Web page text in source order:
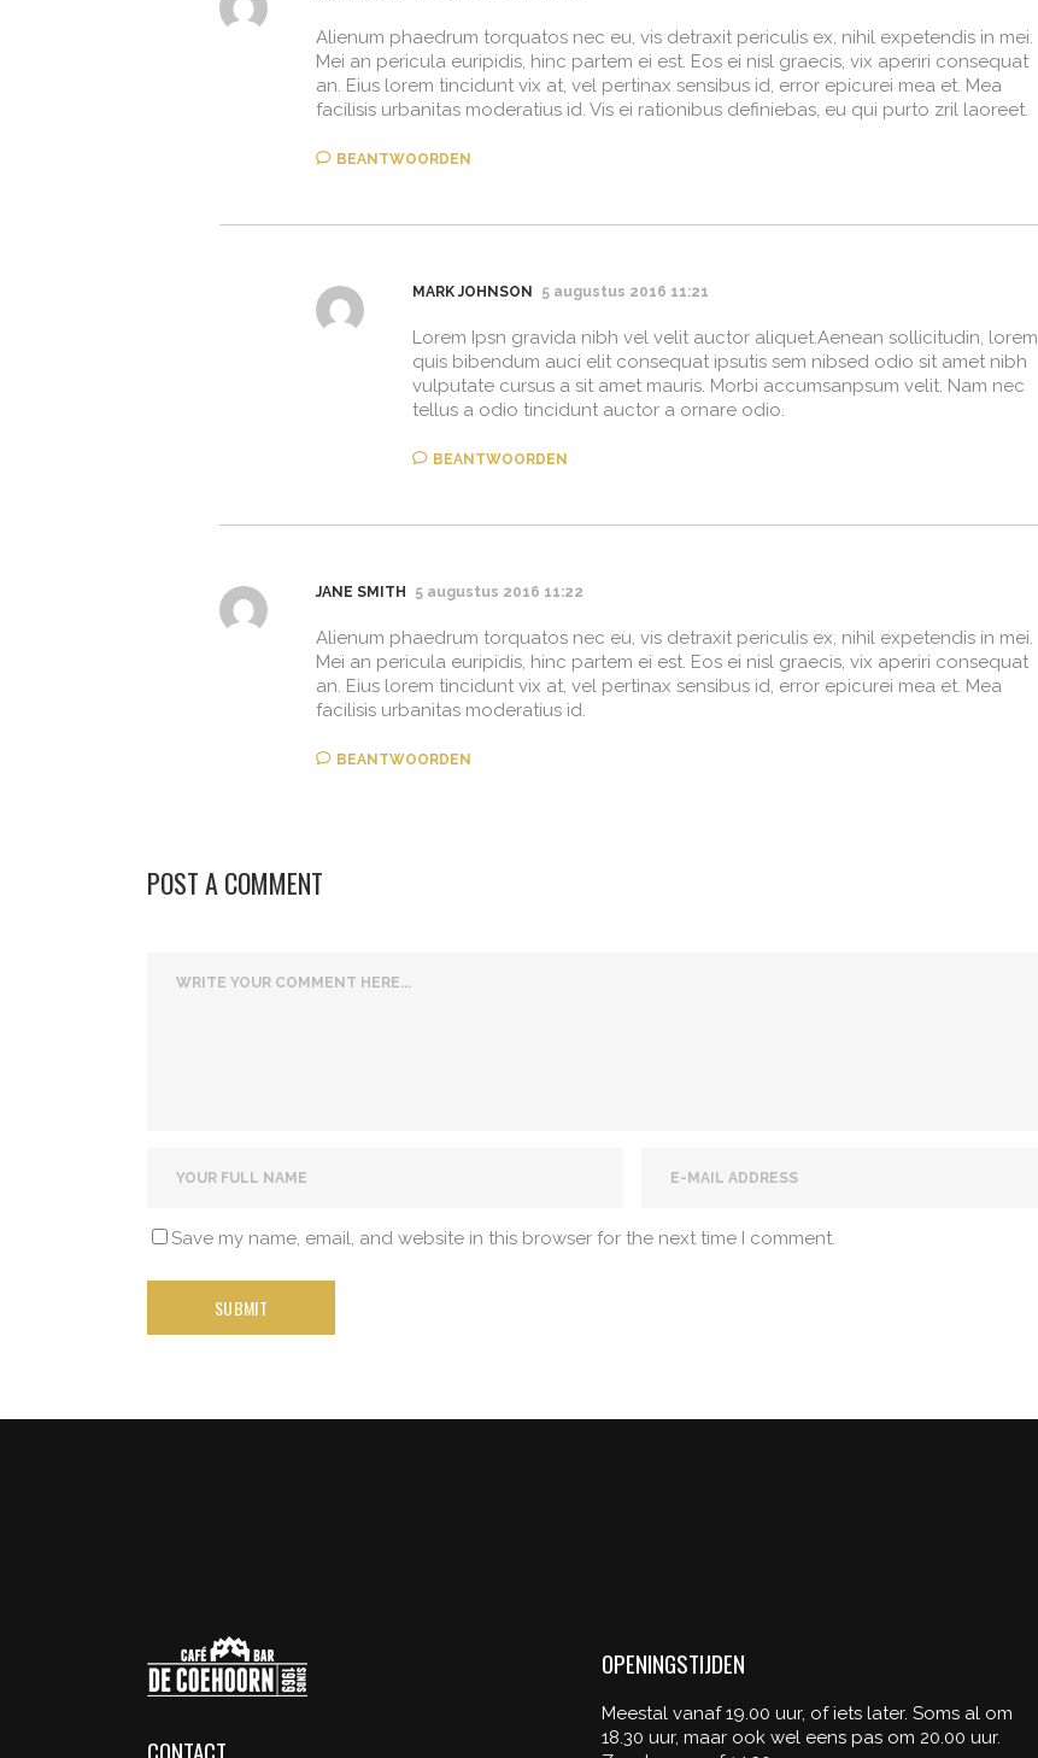
Alienum phaedrum torquatos nec eu, vis detraxit periculis ex, nihil expetendis in mei.
Mei an pericula euripidis, hinc partem ei est. Eos ei nisl graecis, vix aperiri consequat
an. Eius lorem tincidunt vix at, vel pertinax sensibus id, error epicurei mea et. Mea
facilisis urbanitas moderatius id. Vis ei rationibus definiebas, eu qui purto zril laoreet.
BEANTWOORDEN
MARK JOHNSON 5 augustus 2016 11:21
Lorem Ipsn gravida nibh vel velit auctor aliquet.Aenean sollicitudin, lorem
quis bibendum auci elit consequat ipsutis sem nibsed odio sit amet nibh
vulputate cursus a sit amet mauris. Morbi accumsanpsum velit. Nam nec
tellus a odio tincidunt auctor a ornare odio.
BEANTWOORDEN
JANE SMITH 5 augustus 2016 11:22
Alienum phaedrum torquatos nec eu, vis detraxit periculis ex, nihil expetendis in mei.
Mei an pericula euripidis, hinc partem ei est. Eos ei nisl graecis, vix aperiri consequat
an. Eius lorem tincidunt vix at, vel pertinax sensibus id, error epicurei mea et. Mea
facilisis urbanitas moderatius id.
BEANTWOORDEN
POST A COMMENT
Save my name, email, and website in this browser for the next time I comment.
OPENINGSTIJDEN
Meestal vanaf 19.00 uur, of iets later. Soms al om
18.30 uur, maar ook wel eens pas om 20.00 uur.